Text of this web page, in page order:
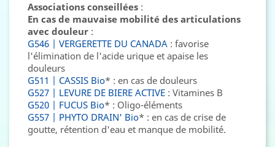
Associations conseillées :
En cas de mauvaise mobilité des articulations
avec douleur :
G546 | VERGERETTE DU CANADA : favorise
l'élimination de l'acide urique et apaise les
douleurs
G511 | CASSIS Bio* : en cas de douleurs
G527 | LEVURE DE BIERE ACTIVE : Vitamines B
G520 | FUCUS Bio* : Oligo-éléments
G557 | PHYTO DRAIN' Bio* : en cas de crise de
goutte, rétention d'eau et manque de mobilité.